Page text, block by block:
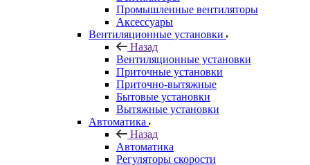
Промышленные вентиляторы
Аксессуары
Вентиляционные установки
Назад
Вентиляционные установки
Приточные установки
Приточно-вытяжные
Бытовые установки
Вытяжные установки
Автоматика
Назад
Автоматика
Регуляторы скорости